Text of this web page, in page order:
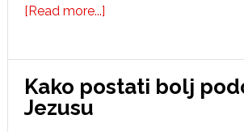
[Read more...]about
vrtimo
Kako postati bolj
Jezusu